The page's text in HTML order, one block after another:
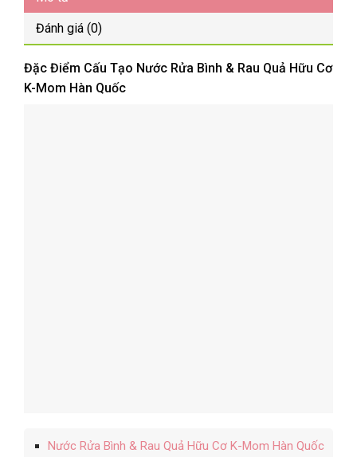
Đánh giá (0)
Đặc Điểm Cấu Tạo Nước Rửa Bình & Rau Quả Hữu Cơ
K-Mom Hàn Quốc
Nước Rửa Bình & Rau Quả Hữu Cơ K-Mom Hàn Quốc